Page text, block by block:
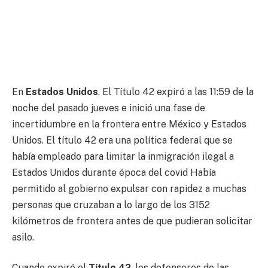
En Estados Unidos, El Título 42 expiró a las 11:59 de la
noche del pasado jueves e inició una fase de
incertidumbre en la frontera entre México y Estados
Unidos. El título 42 era una política federal que se
había empleado para limitar la inmigración ilegal a
Estados Unidos durante época del covid Había
permitido al gobierno expulsar con rapidez a muchas
personas que cruzaban a lo largo de los 3152
kilómetros de frontera antes de que pudieran solicitar
asilo.